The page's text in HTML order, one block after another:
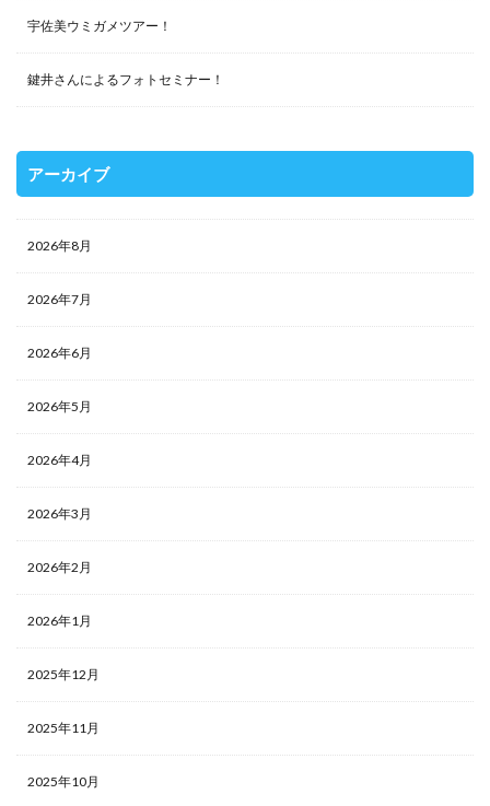
宇佐美ウミガメツアー！
鍵井さんによるフォトセミナー！
アーカイブ
2026年8月
2026年7月
2026年6月
2026年5月
2026年4月
2026年3月
2026年2月
2026年1月
2025年12月
2025年11月
2025年10月